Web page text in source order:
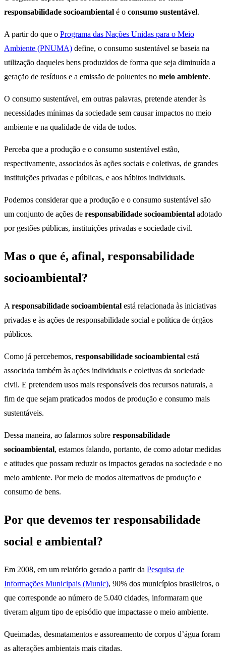
responsabilidade socioambiental é o consumo sustentável.
A partir do que o Programa das Nações Unidas para o Meio
Ambiente (PNUMA) define, o consumo sustentável se baseia na
utilização daqueles bens produzidos de forma que seja diminuída a
geração de resíduos e a emissão de poluentes no meio ambiente.
O consumo sustentável, em outras palavras, pretende atender às
necessidades mínimas da sociedade sem causar impactos no meio
ambiente e na qualidade de vida de todos.
Perceba que a produção e o consumo sustentável estão,
respectivamente, associados às ações sociais e coletivas, de grandes
instituições privadas e públicas, e aos hábitos individuais.
Podemos considerar que a produção e o consumo sustentável são
um conjunto de ações de responsabilidade socioambiental adotado
por gestões públicas, instituições privadas e sociedade civil.
Mas o que é, afinal, responsabilidade
socioambiental?
A responsabilidade socioambiental está relacionada às iniciativas
privadas e às ações de responsabilidade social e política de órgãos
públicos.
Como já percebemos, responsabilidade socioambiental está
associada também às ações individuais e coletivas da sociedade
civil. E pretendem usos mais responsáveis dos recursos naturais, a
fim de que sejam praticados modos de produção e consumo mais
sustentáveis.
Dessa maneira, ao falarmos sobre responsabilidade
socioambiental, estamos falando, portanto, de como adotar medidas
e atitudes que possam reduzir os impactos gerados na sociedade e no
meio ambiente. Por meio de modos alternativos de produção e
consumo de bens.
Por que devemos ter responsabilidade
social e ambiental?
Em 2008, em um relatório gerado a partir da Pesquisa de
Informações Municipais (Munic), 90% dos municípios brasileiros, o
que corresponde ao número de 5.040 cidades, informaram que
tiveram algum tipo de episódio que impactasse o meio ambiente.
Queimadas, desmatamentos e assoreamento de corpos d’água foram
as alterações ambientais mais citadas.